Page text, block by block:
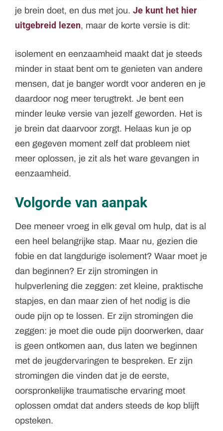
je brein doet, en dus met jou. Je kunt het hier
uitgebreid lezen, maar de korte versie is dit:
isolement en eenzaamheid maakt dat je steeds
minder in staat bent om te genieten van andere
mensen, dat je banger wordt voor anderen en je
daardoor nog meer terugtrekt. Je bent een
minder leuke versie van jezelf geworden. Het is
je brein dat daarvoor zorgt. Helaas kun je op
een gegeven moment zelf dat probleem niet
meer oplossen, je zit als het ware gevangen in
eenzaamheid.
Volgorde van aanpak
Dee meneer vroeg in elk geval om hulp, dat is al
een heel belangrijke stap. Maar nu, gezien die
fobie en dat langdurige isolement? Waar moet je
dan beginnen? Er zijn stromingen in
hulpverlening die zeggen: zet kleine, praktische
stapjes, en dan maar zien of het nodig is die
oude pijn op te lossen. Er zijn stromingen die
zeggen: je moet die oude pijn doorwerken, daar
is geen ontkomen aan, dus laten we beginnen
met de jeugdervaringen te bespreken. Er zijn
stromingen die vinden dat je de eerste,
oorspronkelijke traumatische ervaring moet
oplossen omdat dat anders steeds de kop blijft
opsteken.